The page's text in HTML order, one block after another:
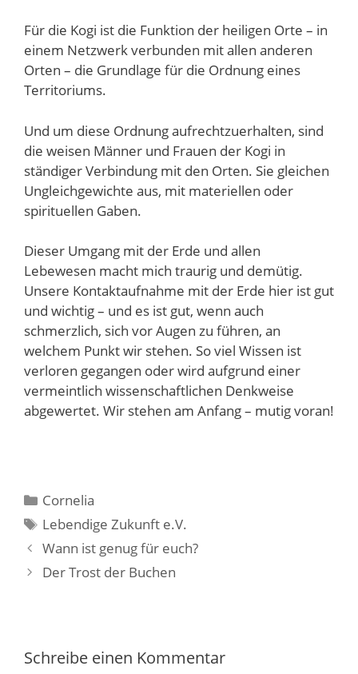
Für die Kogi ist die Funktion der heiligen Orte – in
einem Netzwerk verbunden mit allen anderen
Orten – die Grundlage für die Ordnung eines
Territoriums.
Und um diese Ordnung aufrechtzuerhalten, sind
die weisen Männer und Frauen der Kogi in
ständiger Verbindung mit den Orten. Sie gleichen
Ungleichgewichte aus, mit materiellen oder
spirituellen Gaben.
Dieser Umgang mit der Erde und allen
Lebewesen macht mich traurig und demütig.
Unsere Kontaktaufnahme mit der Erde hier ist gut
und wichtig – und es ist gut, wenn auch
schmerzlich, sich vor Augen zu führen, an
welchem Punkt wir stehen. So viel Wissen ist
verloren gegangen oder wird aufgrund einer
vermeintlich wissenschaftlichen Denkweise
abgewertet. Wir stehen am Anfang – mutig voran!
Kategorien
Cornelia
Schlagwörter
Lebendige Zukunft e.V.
Wann ist genug für euch?
Der Trost der Buchen
Schreibe einen Kommentar